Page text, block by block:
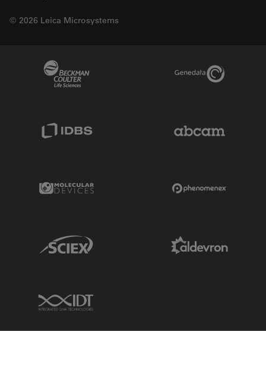
© 2026 Leica Microsystems
Genedata Link
Molecular Devices Link
Sciex Link
IDT Link